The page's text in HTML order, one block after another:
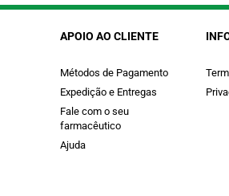
APOIO AO CLIENTE
Métodos de Pagamento
Expedição e Entregas
Fale com o seu
farmacêutico
Ajuda